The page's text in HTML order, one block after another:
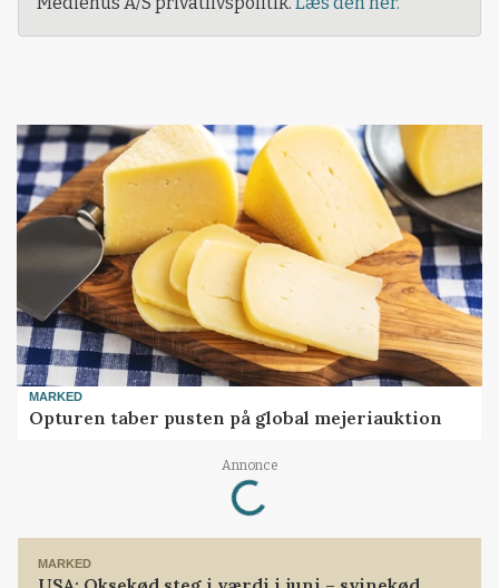
MARKED
Opturen taber pusten på global mejeriauktion
Annonce
Loading...
MARKED